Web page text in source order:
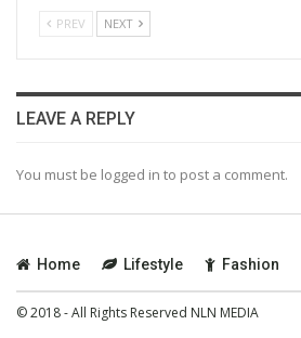
PREV NEXT
LEAVE A REPLY
You must be logged in to post a comment.
Home Lifestyle Fashion
© 2018 - All Rights Reserved NLN MEDIA